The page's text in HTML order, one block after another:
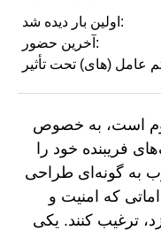
اولین بار دیده شد:
آخرین حضور:
است، به خصوص
فریبنده خود را
به گونه‌ای طراحی
که امنیت و
ترغیب کنند. یکی